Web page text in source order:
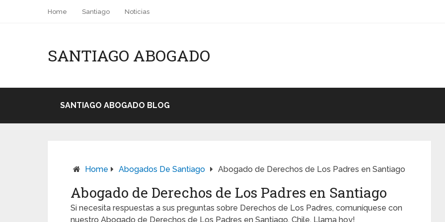
Home Santiago Noticias
SANTIAGO ABOGADO
SANTIAGO ABOGADO BLOG
Home Abogados De Santiago Abogado de Derechos de Los Padres en Santiago
Abogado de Derechos de Los Padres en Santiago
Si necesita respuestas a sus preguntas sobre Derechos de Los Padres, comuníquese con
nuestro Abogado de Derechos de Los Padres en Santiago, Chile. Llama hoy!